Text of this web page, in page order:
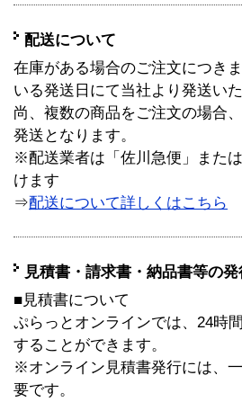
配送について
在庫がある場合のご注文につき
いる発送日にて当社より発送い
尚、複数の商品をご注文の場合
発送となります。
※配送業者は「佐川急便」また
けます
⇒配送について詳しくはこちら
見積書・請求書・納品書等の
■見積書について
ぷらっとオンラインでは、24時
することができます。
※オンライン見積書発行には、
要です。